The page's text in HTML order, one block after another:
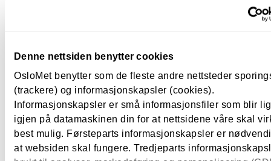
Denne nettsiden benytter cookies
OsloMet benytter som de fleste andre nettsteder
(trackere) og informasjonskapsler (cookies).
Informasjonskapsler er små informasjonsfiler som blir
igjen på datamaskinen din for at nettsidene våre skal
best mulig. Førsteparts informasjonskapsler er
at websiden skal fungere. Tredjeparts
Kjeller høsten 2026. OsloMet har ledige
studieplasser ved flere studier.
Studiested